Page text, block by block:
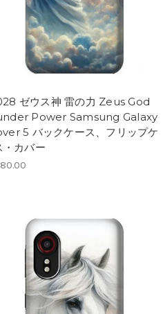
ゼウス神 雷の力 Zeus God
Power Samsung Galaxy
5 バックケース、フリップケ
・カバー